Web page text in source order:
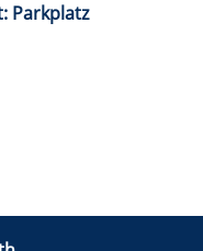
Parkplatz